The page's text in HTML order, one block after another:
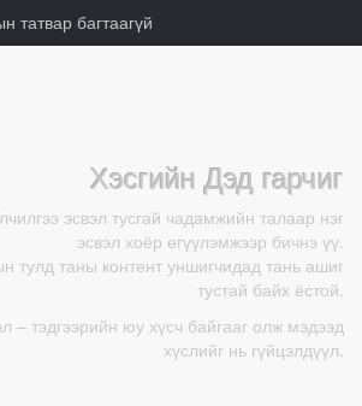
татвар багтаагүй
Хэсгийн Дэд гарчиг
эсвэл тусгай чадамжийн талаар нэг
эсвэл хоёр өгүүлэмжээр бичнэ үү.
тулд таны контент уншигчидад тань ашиг
тустай байх ёстой.
– тэдгээрийн юу хүсч байгааг олж мэдээд
хүслийг нь гүйцэлдүүл.